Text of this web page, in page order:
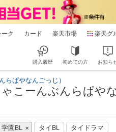
ク カード 楽天市場 楽天グ
購入履歴 初めての方 お知ら
らぱやなんごっじ）
こーんぶんらぱやな
園BL タイBL タイドラマ